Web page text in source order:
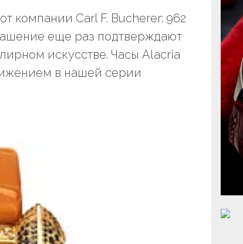
компании Carl F. Bucherer: 962
еще раз подтверждают
искусстве. Часы Alacria
в нашей серии